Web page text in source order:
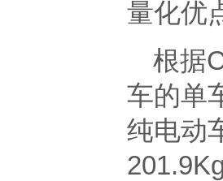
量化优
根据
车的单
纯电动